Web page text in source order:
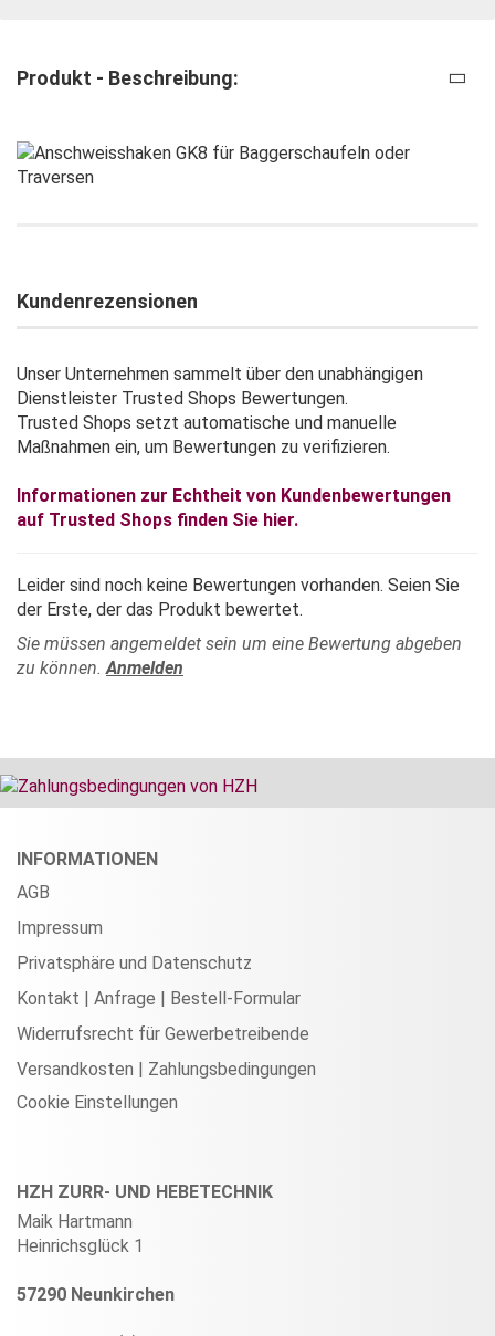
Produkt - Beschreibung:
Kundenrezensionen
Unser Unternehmen sammelt über den unabhängigen
Dienstleister Trusted Shops Bewertungen.
Trusted Shops setzt automatische und manuelle
Maßnahmen ein, um Bewertungen zu verifizieren.
Informationen zur Echtheit von Kundenbewertungen
auf Trusted Shops finden Sie hier.
Leider sind noch keine Bewertungen vorhanden. Seien Sie
der Erste, der das Produkt bewertet.
Sie müssen angemeldet sein um eine Bewertung abgeben
zu können.Anmelden
INFORMATIONEN
AGB
Impressum
Privatsphäre und Datenschutz
Kontakt | Anfrage | Bestell-Formular
Widerrufsrecht für Gewerbetreibende
Versandkosten | Zahlungsbedingungen
Cookie Einstellungen
HZH ZURR- UND HEBETECHNIK
Maik Hartmann
Heinrichsglück 1
57290 Neunkirchen